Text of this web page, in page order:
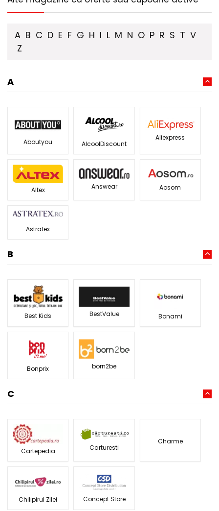
A B C D E F G H I L M N O P R S T V
Z
A
Aboutyou AlcoolDiscount
Aliexpress
Altex Answear Aosom
Astratex
B
Best Kids BestValue Bonami
Bonprix born2be
C
Cartepedia Carturesti
Charme
Chilipirul Zilei Concept Store